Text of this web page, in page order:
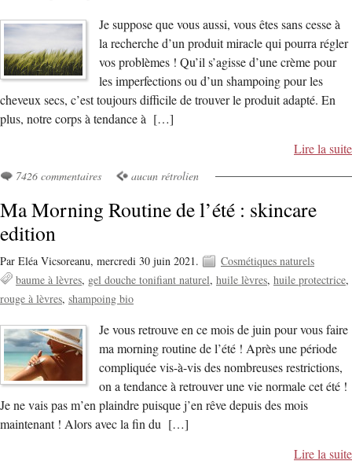
Je suppose que vous aussi, vous êtes sans cesse à
la recherche d’un produit miracle qui pourra régler
vos problèmes ! Qu’il s’agisse d’une crème pour
les imperfections ou d’un shampoing pour les
cheveux secs, c’est toujours difficile de trouver le produit adapté. En
plus, notre corps à tendance à […]
Lire la suite
7426 commentaires aucun rétrolien
Ma Morning Routine de l’été : skincare
edition
Par Eléa Vicsoreanu, mercredi 30 juin 2021.
Cosmétiques naturels
baume à lèvres gel douche tonifiant naturel huile lèvres huile protectrice
rouge à lèvres shampoing bio
Je vous retrouve en ce mois de juin pour vous faire
ma morning routine de l’été ! Après une période
compliquée vis-à-vis des nombreuses restrictions,
on a tendance à retrouver une vie normale cet été !
Je ne vais pas m’en plaindre puisque j’en rêve depuis des mois
maintenant ! Alors avec la fin du […]
Lire la suite